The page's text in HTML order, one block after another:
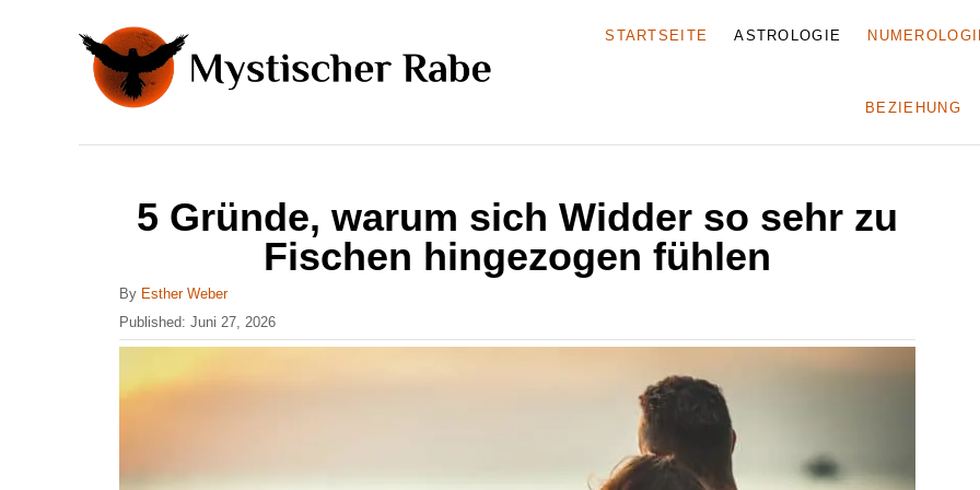
STARTSEITE ASTROLOGIE
BEZIEHUNG
5 Gründe, warum sich Widder so sehr zu
Fischen hingezogen fühlen
By A
u
t
Esther Weber
P
o
Published: Juni 27, 2026